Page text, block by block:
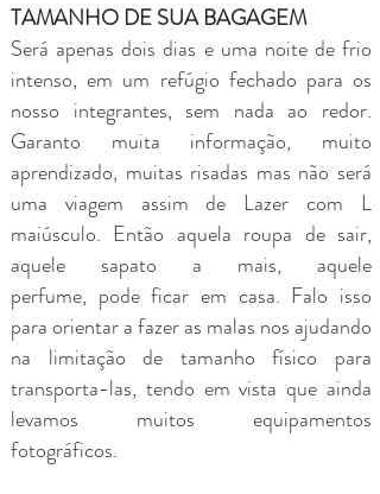
TAMANHO DE SUA BAGAGEM
Será apenas dois dias e uma noite de frio
intenso, em um refúgio fechado para os
nosso integrantes, sem nada ao redor.
Garanto muita informação, muito
aprendizado, muitas risadas mas não será
uma viagem assim de Lazer com L
maiúsculo. Então aquela roupa de sair,
aquele sapato a mais, aquele
perfume, pode ficar em casa. Falo isso
para orientar a fazer as malas nos ajudando
na limitação de tamanho físico para
transporta-las, tendo em vista que ainda
levamos muitos equipamentos
fotográficos.